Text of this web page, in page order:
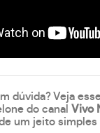
dúvida? Veja
do canalVivo
um jeito simples